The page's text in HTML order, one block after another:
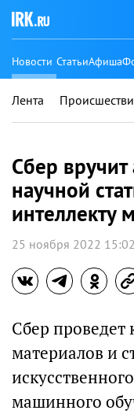
Новости СтатьиАфиша
Лента
Сбер
научной
интеллекту
25 ноября 2022 15:02
Сбер проведет
материалов и
машинного